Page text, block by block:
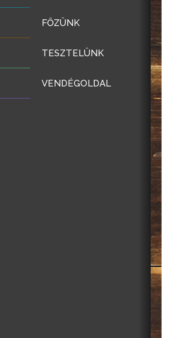
FŐZÜNK
TESZTELÜNK
VENDÉGOLDAL